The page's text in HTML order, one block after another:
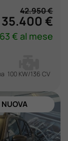
42.950 €
35.400 €
€ al mese
100 KW/136 CV
NUOVA